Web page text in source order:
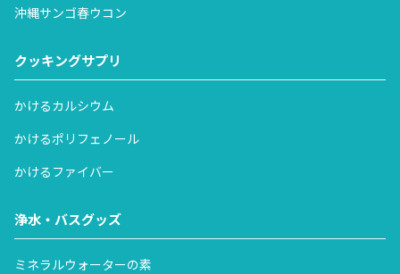
※連休前後は貨物が大変混雑する為、ご希望納期や指定時間
に到着しない可能性もございますので、納期には余裕をもっ
せていただきます。
※お届け日によっては、通常と宅配業者が変更になる場合が
す。メールでのご連絡がスムーズです。
合がございますので、予めご了承の程、お願い申し上げま
チャージングプラス:0120-791-061(フリーコール)
※お電話の受付は平日10:00～16:00 のみとなります。メール
す。
沖縄サンゴ春ウコン
クッキングサプリ
かけるカルシウム
かけるポリフェノール
かけるファイバー
浄水・バスグッズ
ミネラルウォーターの素